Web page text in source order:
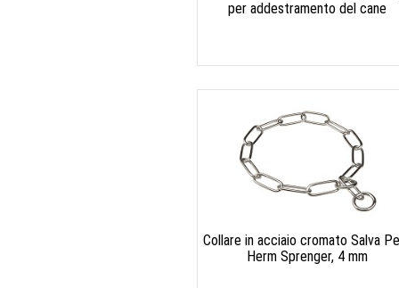
per addestramento del cane
Collare in acciaio cromato Salva
Herm Sprenger, 4 mm